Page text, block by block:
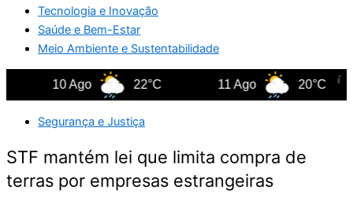
Tecnologia e Inovação
Saúde e Bem-Estar
Meio Ambiente e Sustentabilidade
10 Ago 22°C 11 Ago 20°C
Segurança e Justiça
STF mantém lei que limita compra de
terras por empresas estrangeiras